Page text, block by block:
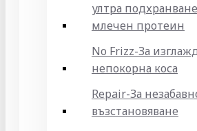
ултра
млечен протеин
No Frizz-За
непокорна коса
Repair-За
възстановяване